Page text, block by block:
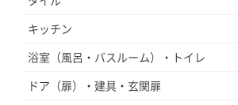
キッチン
浴室（風呂・バスルーム）・トイレ
ドア（扉）・建具・玄関扉